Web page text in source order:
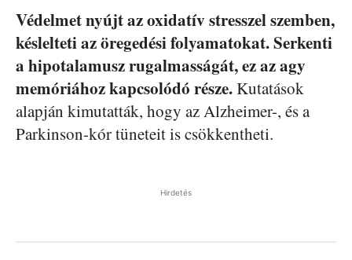
Védelmet nyújt az oxidatív stresszel szemben,
késlelteti az öregedési folyamatokat. Serkenti
a hipotalamusz rugalmasságát, ez az agy
memóriához kapcsolódó része.Kutatások
alapján kimutatták, hogy az Alzheimer-, és a
Parkinson-kór tüneteit is csökkentheti.
Hirdetés